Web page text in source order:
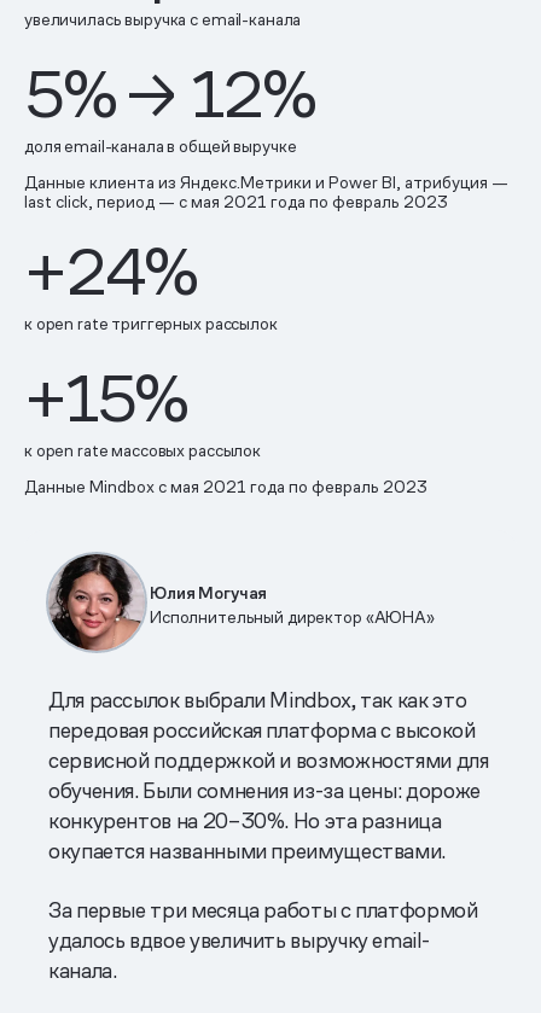
увеличилась выручка с email-канала
5% → 12%
доля email-канала в общей выручке
Данные клиента из Яндекс.Метрики и Power BI, атрибуция —
last click, период — с мая 2021 года по февраль 2023
+24%
к open rate триггерных рассылок
+15%
к open rate массовых рассылок
Данные Mindbox с мая 2021 года по февраль 2023
Юлия Могучая
Исполнительный директор «АЮНА»
Для рассылок выбрали Mindbox, так как это
передовая российская платформа с высокой
сервисной поддержкой и возможностями для
обучения. Были сомнения из-за цены: дороже
конкурентов на 20–30%. Но эта разница
окупается названными преимуществами.
За первые три месяца работы с платформой
удалось вдвое увеличить выручку email-
канала.